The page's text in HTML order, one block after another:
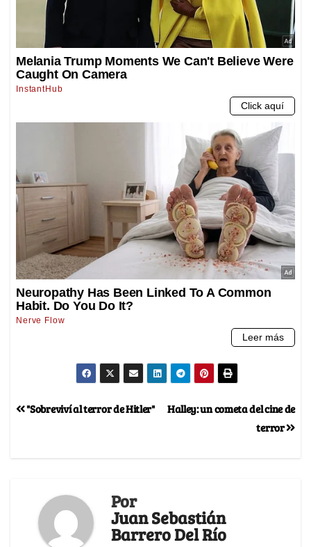
Halley: un cometa del cine de
terror
"Sobreviví al terror de Hitler"
Por
Juan Sebastián
Barrero Del Río